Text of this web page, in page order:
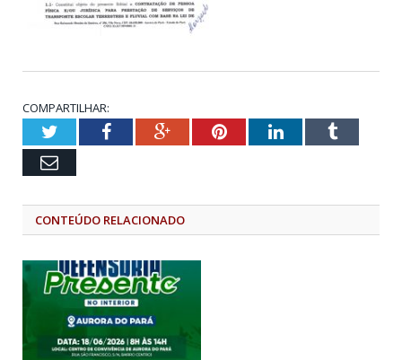
COMPARTILHAR:
TwitterFacebookGoogle+PinterestLinkedInTumblr
Email
CONTEÚDO RELACIONADO